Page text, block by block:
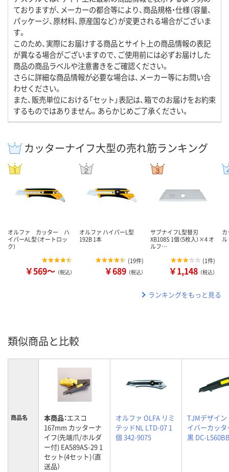
ておりますが、メーカーの都合等により、商品規格・仕様（容量、
パッケージ、原材料、原産国など）が変更される場合がございま
す。
このため、実際にお届けする商品とサイト上の商品情報の表記
が異なる場合がございますので、ご使用前には必ずお届けした
商品の商品ラベルや注意書きをご確認ください。
さらに詳細な商品情報が必要な場合は、メーカー等にお問い合
わせください。
また、販売単位における「セット」表記は、箱でのお届けをお約束
するものではありません。あらかじめご了承ください。
カッターナイフ大型の売れ筋ランキング
オルファ カッター ハ
イパーAL型（オートロッ
ク）
￥569～ （税込）
オルファ ハイパーL型
192B 1本
(19件)
￥689 （税込）
サブナイフL型替刃
XB108S 1個（5枚入）×4 オ
ルフ…
(1件)
￥1,148 （税込）
ランキングをもっと見る
類似商品と比較
商品名 本商品：エスコ
167mm カッターナ
イフ(先端爪/ホルダ
ー付) EA589AS-29 1
セット(4セット)（直
送品）
オルファ OLFA リミ
テッドNL LTD-07 1
個 342-9075
TJMデザイン
イバーカッタ
黒 DC-